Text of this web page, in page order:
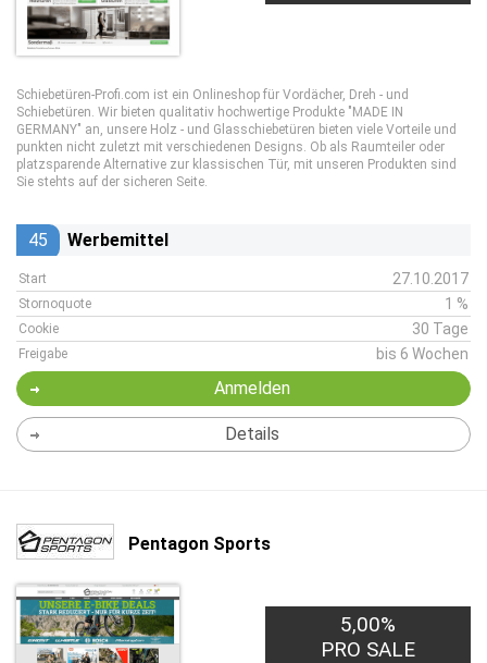
Schiebetüren-Profi.com ist ein Onlineshop für Vordächer, Dreh - und
Schiebetüren. Wir bieten qualitativ hochwertige Produkte "MADE IN
GERMANY" an, unsere Holz - und Glasschiebetüren bieten viele Vorteile und
punkten nicht zuletzt mit verschiedenen Designs. Ob als Raumteiler oder
platzsparende Alternative zur klassischen Tür, mit unseren Produkten sind
Sie stehts auf der sicheren Seite.
45 Werbemittel
Start 27.10.2017
Stornoquote 1 %
Cookie 30 Tage
Freigabe bis 6 Wochen
Anmelden
Details
Pentagon Sports
5,00%
PRO SALE